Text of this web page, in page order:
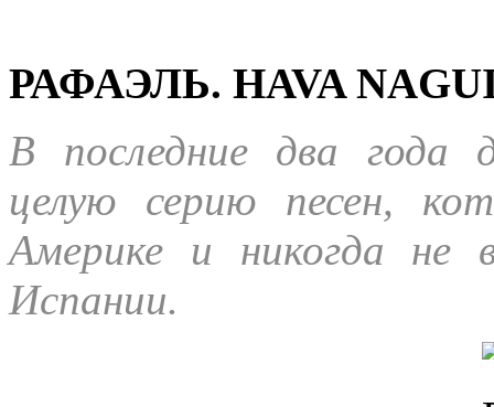
РАФАЭЛЬ. HAVA
В последние два года
целую серию песен,
Америке и никогда не
Испании.